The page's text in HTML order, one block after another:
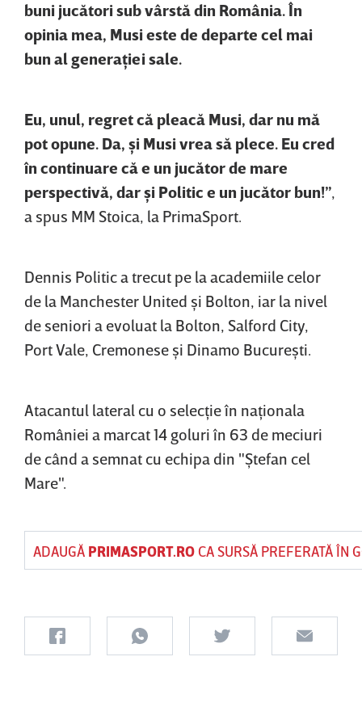
buni jucători sub vârstă din România. În
opinia mea, Musi este de departe cel mai
bun al generaţiei sale.
Eu, unul, regret că pleacă Musi, dar nu mă
pot opune. Da, şi Musi vrea să plece. Eu cred
în continuare că e un jucător de mare
perspectivă, dar şi Politic e un jucător bun!”,
a spus MM Stoica, la PrimaSport.
Dennis Politic a trecut pe la academiile celor
de la Manchester United şi Bolton, iar la nivel
de seniori a evoluat la Bolton, Salford City,
Port Vale, Cremonese şi Dinamo Bucureşti.
Atacantul lateral cu o selecţie în naţionala
României a marcat 14 goluri în 63 de meciuri
de când a semnat cu echipa din "Ştefan cel
Mare".
ADAUGĂ PRIMASPORT.ROCA SURSĂ PREFERATĂ ÎN